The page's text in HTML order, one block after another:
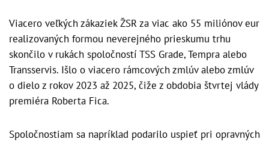
Viacero veľkých zákaziek ŽSR za viac ako 55 miliónov eur
realizovaných formou neverejného prieskumu trhu
skončilo v rukách spoločností TSS Grade, Tempra alebo
Transservis. Išlo o viacero rámcových zmlúv alebo zmlúv
o dielo z rokov 2023 až 2025, čiže z obdobia štvrtej vlády
premiéra Roberta Fica.
Spoločnostiam sa napríklad podarilo uspieť pri opravných